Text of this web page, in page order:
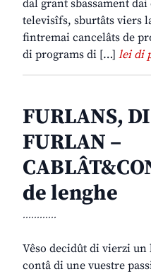
dal grant sbassament
televisîfs, sburtâts viers
fintremai cancelâts de
di programs di […] lei di
FURLANS,
FURLAN –
de lenghe
............
Vêso decidût di vierzi
contâ di une vuestre